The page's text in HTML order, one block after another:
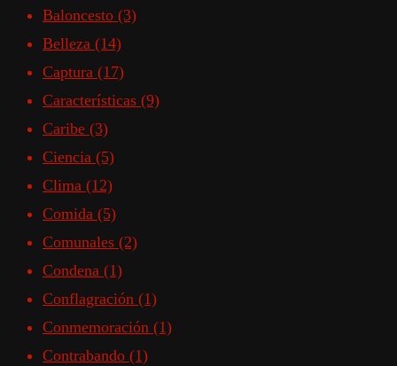
Baloncesto (3)
Belleza (14)
Captura (17)
Características (9)
Caribe (3)
Ciencia (5)
Clima (12)
Comida (5)
Comunales (2)
Condena (1)
Conflagración (1)
Conmemoración (1)
Contrabando (1)